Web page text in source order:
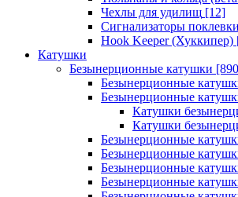
Чехлы для удилищ [12]
Сигнализаторы поклевки
Hook Keeper (Хуккипер)
Катушки
Безынерционные катушки
Безынерционные
Безынерционные
Катушки
Катушки
Безынерционные
Безынерционные
Безынерционные
Безынерционные